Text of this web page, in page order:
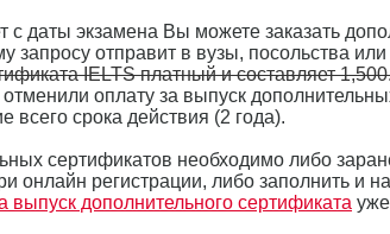
с даты экзамена Вы можете заказать
отправит в вузы, посольства
IELTS платный и составляет
оплату за выпуск
всего срока действия (2 года).
сертификатов необходимо либо
онлайн регистрации, либо заполнить и
выпуск дополнительного сертификата